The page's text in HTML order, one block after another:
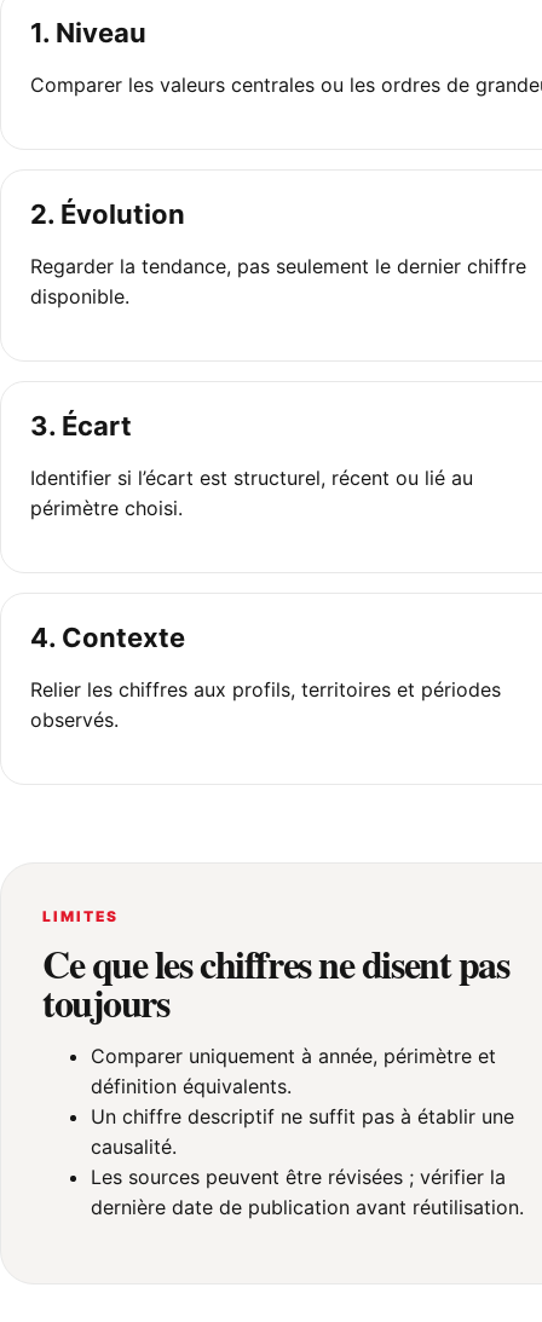
1. Niveau
Comparer les valeurs centrales ou les ordres de
2. Évolution
Regarder la tendance, pas seulement le dernier chiffre
disponible.
3. Écart
Identifier si l’écart est structurel, récent ou lié au
périmètre choisi.
4. Contexte
Relier les chiffres aux profils, territoires et périodes
observés.
LIMITES
Ce que les chiffres ne disent pas
toujours
Comparer uniquement à année, périmètre et
définition équivalents.
Un chiffre descriptif ne suffit pas à établir une
causalité.
Les sources peuvent être révisées ; vérifier la
dernière date de publication avant réutilisation.